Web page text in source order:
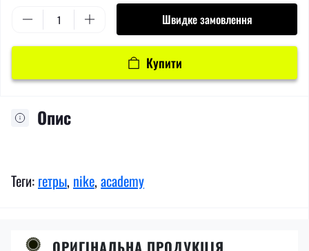
Швидке замовлення
Купити
Опис
Теги: гетры, nike, academy
ОРИГІНАЛЬНА ПРОДУКЦІЯ